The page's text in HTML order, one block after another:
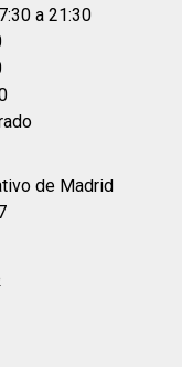
a 21:30
de Madrid